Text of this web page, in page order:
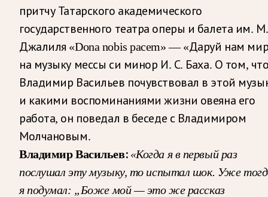
притчу Татарского академического
государственного театра оперы и балета им. М.
Джалиля «Dona nobis pacem» — «Даруй нам
на музыку мессы си минор И. С. Баха. О том,
Владимир Васильев почувствовал в этой
и какими воспоминаниями жизни овеяна его
работа, он поведал в беседе с Владимиром
Молчановым.
Владимир Васильев: «Когда я в первый раз
послушал эту музыку, то испытал шок. Уже
я подумал: „Боже мой — это же рассказ